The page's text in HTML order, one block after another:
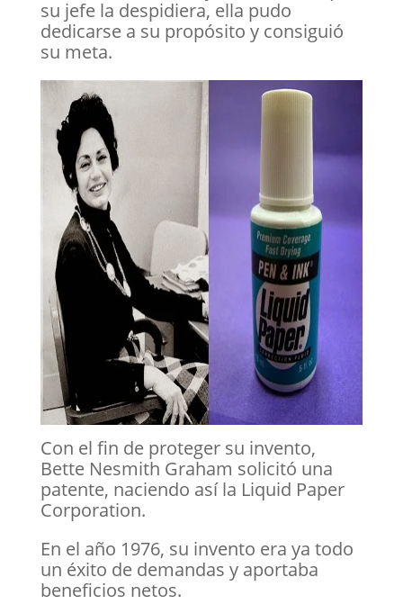
su jefe la despidiera, ella pudo
dedicarse a su propósito y consiguió
su meta.
Con el fin de proteger su invento,
Bette Nesmith Graham solicitó una
patente, naciendo así la Liquid Paper
Corporation.
En el año 1976, su invento era ya todo
un éxito de demandas y aportaba
beneficios netos.